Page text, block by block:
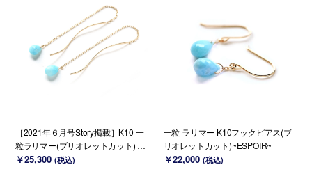
［2021年６月号Story掲載］K10 一
粒ラリマー(ブリオレットカット) ア
メリカンピアス~MONTBRETIA~
￥25,300 (税込)
一粒 ラリマー K10フックピアス(ブ
リオレットカット)~ESPOIR~
￥22,000 (税込)